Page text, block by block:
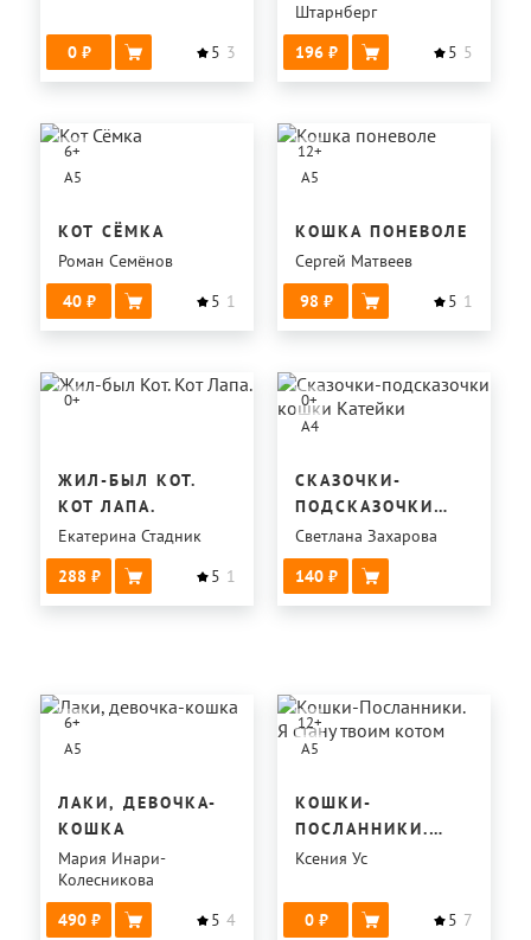
0 5 3
Штарнберг
196
5 5
6+
A5
КОТ СЁМКА
Роман Семёнов
40
5 1
12+
A5
КОШКА ПОНЕВОЛЕ
Сергей Матвеев
98
5 1
0+
ЖИЛ-БЫЛ КОТ.
КОТ ЛАПА.
Екатерина Стадник
288
5 1
0+
A4
СКАЗОЧКИ-
ПОДСКАЗОЧКИ
КОШКИ КАТЕЙКИ
Светлана Захарова
140
6+
A5
ЛАКИ, ДЕВОЧКА-
КОШКА
Мария Инари-
Колесникова
490
5 4
12+
A5
КОШКИ-
ПОСЛАННИКИ.
Я СТАНУ ТВОИМ
Ксения Ус
0 5 7